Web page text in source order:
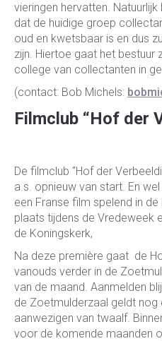
vieringen hervatten.
dat de huidige groep
oud en kwetsbaar is en dus
zijn. Hiertoe gaat het bestuur
college van collectanten in
(contact: Bob Michels:
Filmclub “Hof der
De filmclub “Hof der
a.s. opnieuw van start. En
een Franse film spelend in
plaats tijdens de Vredeweek
de Koningskerk,
Na deze première gaat de
vanouds verder in de
van de maand. Aanmelden
de Zoetmulderzaal geldt nog
aanwezigen van twaalf.
voor de komende maanden